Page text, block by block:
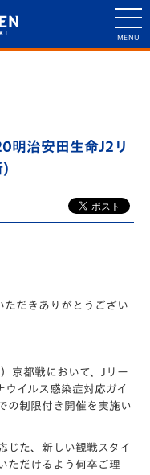
明治安田生命J2リ
)
ただきありがとうござい
京都戦において、Jリー
イルス感染症対応ガイ
の制限付き開催を実施い
じた、新しい観戦スタイ
ただけるよう何卒ご理